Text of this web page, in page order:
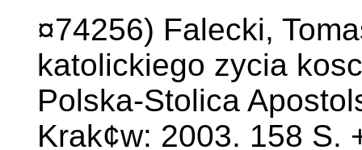
¤74256) Falecki,
katolickiego zycia
Polska-Stolica
Krak¢w: 2003. 158 S.